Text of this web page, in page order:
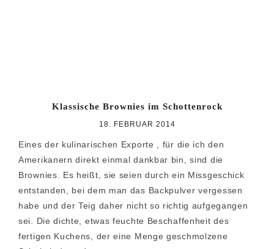
Klassische Brownies im Schottenrock
18. FEBRUAR 2014
Eines der kulinarischen Exporte , für die ich den
Amerikanern direkt einmal dankbar bin, sind die
Brownies. Es heißt, sie seien durch ein Missgeschick
entstanden, bei dem man das Backpulver vergessen
habe und der Teig daher nicht so richtig aufgegangen
sei. Die dichte, etwas feuchte Beschaffenheit des
fertigen Kuchens, der eine Menge geschmolzene